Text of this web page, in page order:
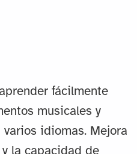
fácilmente
musicales y
idiomas. Mejora
la capacidad de